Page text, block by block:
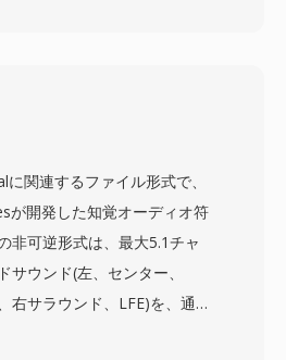
このパケット構造により、信
ィア向けに設計されたプログ
異なるリアルタイム放送配信
ています。TSはProgram
(PSI) テーブルを使用して各
コンテンツを記述し、複数の
ストリームに多重化できま
関連するファイル形式で、
が開発した知覚オーディオ符
非可逆形式は、最大5.1チャ
サウンド(左、センター、
右サラウンド、LFE)を、通
ビットストリームにエンコ